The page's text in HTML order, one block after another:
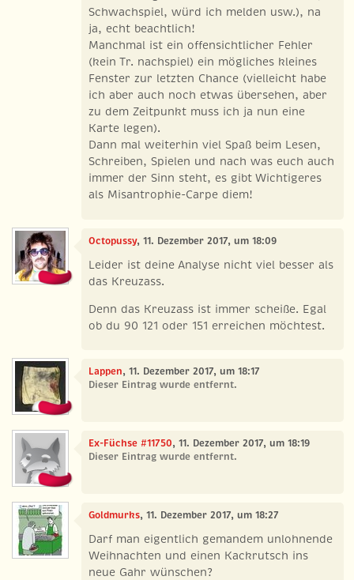
Schwachspiel, würd ich melden usw.), na
ja, echt beachtlich!
Manchmal ist ein offensichtlicher Fehler
(kein Tr. nachspiel) ein mögliches kleines
Fenster zur letzten Chance (vielleicht habe
ich aber auch noch etwas übersehen, aber
zu dem Zeitpunkt muss ich ja nun eine
Karte legen).
Dann mal weiterhin viel Spaß beim Lesen,
Schreiben, Spielen und nach was euch auch
immer der Sinn steht, es gibt Wichtigeres
als Misantrophie-Carpe diem!
Octopussy, 11. Dezember 2017, um 18:09
Leider ist deine Analyse nicht viel besser als
das Kreuzass.
Denn das Kreuzass ist immer scheiße. Egal
ob du 90 121 oder 151 erreichen möchtest.
Lappen, 11. Dezember 2017, um 18:17
Dieser Eintrag wurde entfernt.
Ex-Füchse #11750, 11. Dezember 2017, um 18:19
Dieser Eintrag wurde entfernt.
Goldmurks, 11. Dezember 2017, um 18:27
Darf man eigentlich gemandem unlohnende
Weihnachten und einen Kackrutsch ins
neue Gahr wünschen?